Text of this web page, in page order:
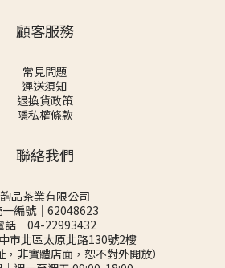
顧客服務
常見問題
運送須知
退換貨政策
隱私權條款
聯絡我們
韵品茶業有限公司
編號｜62048623
話｜04-22993432
市北區太原北路130號2樓
，非實體店面，恕不對外開放）